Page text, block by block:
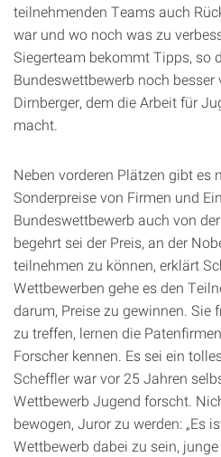
teilnehmenden Teams auch
war und wo noch was zu
Siegerteam bekommt Tipps, so
Bundeswettbewerb noch besser
Dirnberger, dem die Arbeit für
macht.
Neben vorderen Plätzen gibt es
Sonderpreise von Firmen und
Bundeswettbewerb auch von
begehrt sei der Preis, an der
teilnehmen zu können, erklärt
Wettbewerben gehe es den
darum, Preise zu gewinnen. Sie
zu treffen, lernen die
Forscher kennen. Es sei ein
Scheffler war vor 25 Jahren
Wettbewerb Jugend forscht.
bewogen, Juror zu werden: „Es
Wettbewerb dabei zu sein,